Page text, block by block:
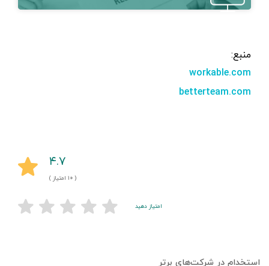
منبع:
workable.com
betterteam.com
۴.۷
( ۱۰ امتیاز )
امتیاز دهید
استخدام در شرکت‌های برتر